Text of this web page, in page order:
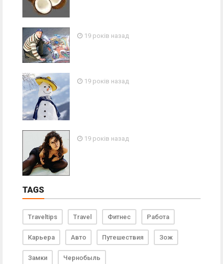
19 років назад
19 років назад
19 років назад
TAGS
Traveltips Travel Фитнес Работа
Карьера Авто Путешествия Зож
Замки Чернобыль